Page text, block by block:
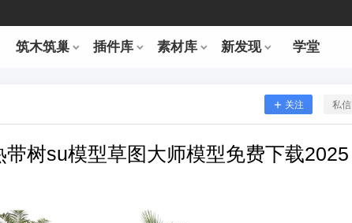
筑木筑巢 插件库 素材库 新发现 学堂
关注 私信
树su模型草图大师模型免费下载2025